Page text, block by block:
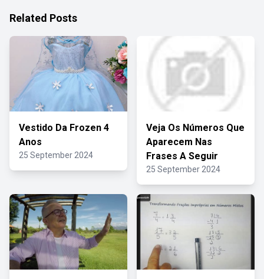
Related Posts
Vestido Da Frozen 4
Anos
25 September 2024
Veja Os Números Que
Aparecem Nas
Frases A Seguir
25 September 2024